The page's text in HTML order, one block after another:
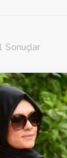
Sonuçlar